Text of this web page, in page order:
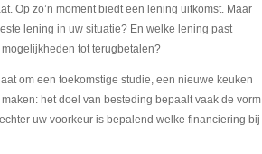
Op zo’n moment biedt een lening uitkomst. Maar
lening in uw situatie? En welke lening past
tot terugbetalen?
om een toekomstige studie, een nieuwe keuken
het doel van besteding bepaalt vaak de vorm
uw voorkeur is bepalend welke financiering bij